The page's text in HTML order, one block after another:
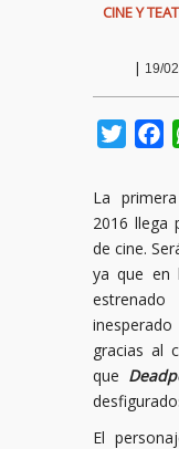
CINE Y
| 19/
La
2016 llega
de cine.
ya que en
gracias al
que
El